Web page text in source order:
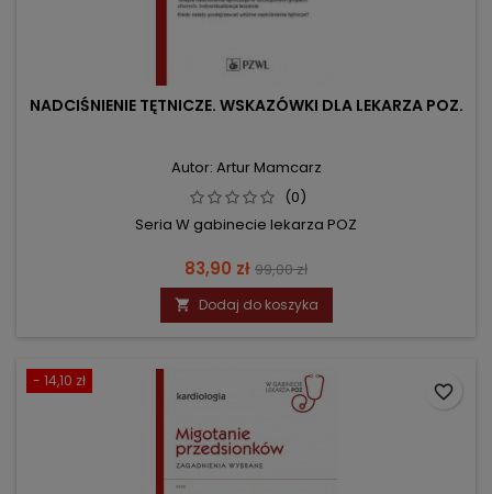
NADCIŚNIENIE TĘTNICZE. WSKAZÓWKI DLA LEKARZA POZ.
Autor: Artur Mamcarz
(0)
Seria W gabinecie lekarza POZ
Cena
83,90 zł Cena
podstawowa
99,00 zł
 Dodaj do koszyka
- 14,10 zł
favorite_border